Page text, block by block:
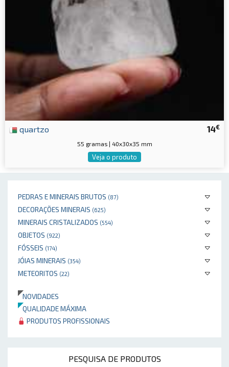
PEDRAS E MINERAIS BRUTOS (87)
DECORAÇÕES MINERAIS (625)
MINERAIS CRISTALIZADOS (554)
OBJETOS (922)
FÓSSEIS (174)
JÓIAS MINERAIS (354)
METEORITOS (22)
NOVIDADES
QUALIDADE MÁXIMA
PRODUTOS PROFISSIONAIS
PESQUISA DE PRODUTOS
14€
quartzo
55 gramas | 40x30x35 mm
Veja o produto